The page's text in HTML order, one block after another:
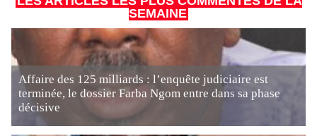
SEMAINE
Affaire des 125 milliards : l’enquête judiciaire est
terminée, le dossier Farba Ngom entre dans sa phase
décisive